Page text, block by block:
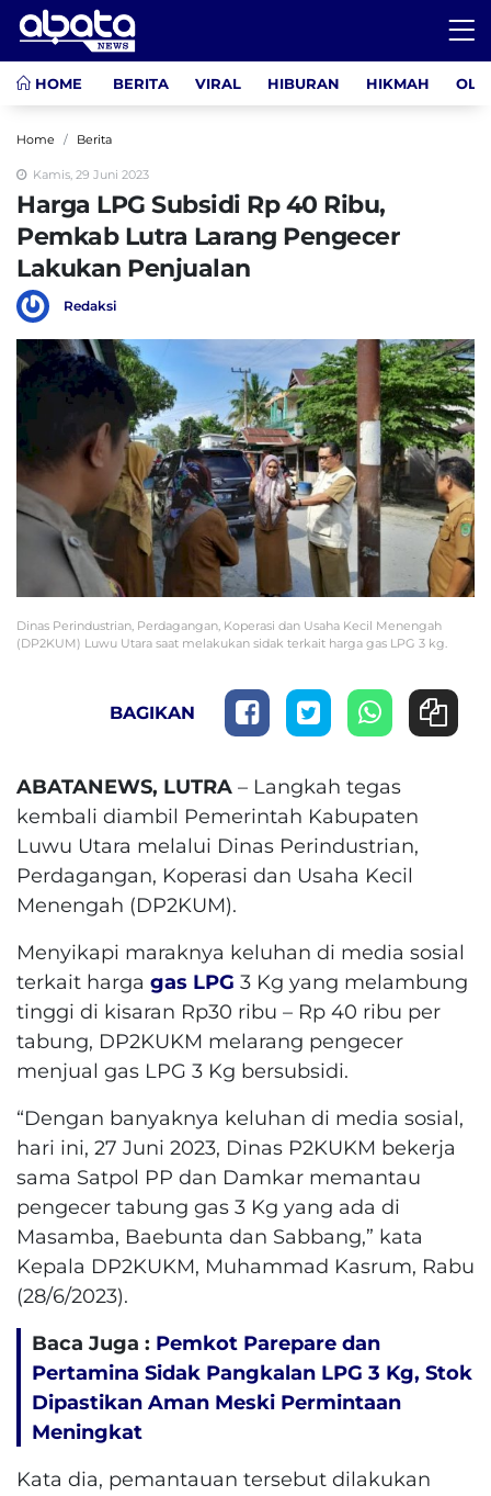
HOME BERITA VIRAL HIBURAN HIKMAH
Home Berita
Kamis, 29 Juni 2023
Harga LPG Subsidi Rp 40 Ribu,
Pemkab Lutra Larang Pengecer
Lakukan Penjualan
Redaksi
Dinas Perindustrian, Perdagangan, Koperasi dan Usaha Kecil Menengah
(DP2KUM) Luwu Utara saat melakukan sidak terkait harga gas LPG 3 kg.
BAGIKAN
ABATANEWS, LUTRA – Langkah tegas
kembali diambil Pemerintah Kabupaten
Luwu Utara melalui Dinas Perindustrian,
Perdagangan, Koperasi dan Usaha Kecil
Menengah (DP2KUM).
Menyikapi maraknya keluhan di media sosial
terkait harga gas LPG 3 Kg yang melambung
tinggi di kisaran Rp30 ribu – Rp 40 ribu per
tabung, DP2KUKM melarang pengecer
menjual gas LPG 3 Kg bersubsidi.
“Dengan banyaknya keluhan di media sosial,
hari ini, 27 Juni 2023, Dinas P2KUKM bekerja
sama Satpol PP dan Damkar memantau
pengecer tabung gas 3 Kg yang ada di
Masamba, Baebunta dan Sabbang,” kata
Kepala DP2KUKM, Muhammad Kasrum, Rabu
(28/6/2023).
Baca Juga : Pemkot Parepare dan
Pertamina Sidak Pangkalan LPG 3 Kg, Stok
Dipastikan Aman Meski Permintaan
Meningkat
Kata dia, pemantauan tersebut dilakukan